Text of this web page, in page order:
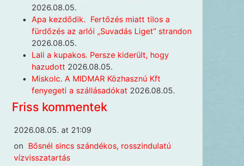
2026.08.05.
Apa kezdődik. Fertőzés miatt tilos a
fürdőzés az arlói „Suvadás Liget” strandon
2026.08.05.
Lali a kupakos. Persze kiderült, hogy
hazudott 2026.08.05.
Miskolc. A MIDMAR Közhasznú Kft
fenyegeti a szállásadókat 2026.08.05.
Friss kommentek
2026.08.05. at 21:09
on Bősnél sincs szándékos, rosszindulatú
vízvisszatartás